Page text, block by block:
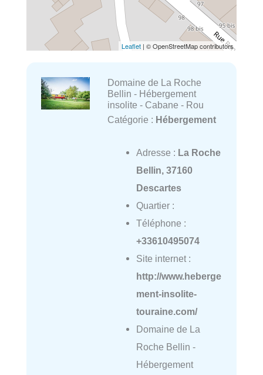
Leaflet | © OpenStreetMap contributors
Domaine de La Roche
Bellin - Hébergement
insolite - Cabane - Rou
Catégorie : Hébergement
Adresse : La Roche
Bellin, 37160
Descartes
Quartier :
Téléphone :
+33610495074
Site internet :
http://www.heberge
ment-insolite-
touraine.com/
Domaine de La
Roche Bellin -
Hébergement